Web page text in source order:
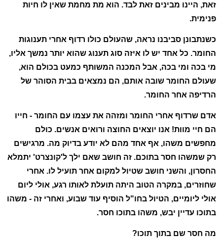
זאת, היינו מבינים זאת לבד. הוא מת מחמת שאין לו חיות
פנימית.
כשנתבונן סביבנו נראה, שהעולם כולו רדוף אחרי תענוגות
החומר. כל אחד יש לו איזה סוג תענוג שהוא יותר נמשך אליו,
מי בכה ומי בכה, אבל המכנה המשותף כמעט בכולם הוא,
שעולם החומר שובה אותם, הם נמצאים בבית הסוהר של
הרדיפה אחר החומר.
אדם שרדוף אחרי החומר ומזהה את עצמו עם החומר - חייו
הם חיי מוות! אנו יוצאים החוצה ורואים אנשים. כולם
מחפשים משהו, אף אחד מהם לא יודע בדיוק מה. מרגישים
רק שמשהו חסר בתוכם. זה חושב שאם ילך ל'קונצרט' יתמלא
החסרון, והשני חושב שטיול למקום אחר תועיל לו. אחרי
שחוזרים, במקרה הטוב היתה תועלת לאותו רגע, אולי ליום
אולי ליומיים, הטיול בחו"ל הוסיף עוד שבוע, ואחרי זה - משהו
בתוכו עדיין יבש, משהו בתוכו חסר.
מה חסר שם בתוך תוכו?